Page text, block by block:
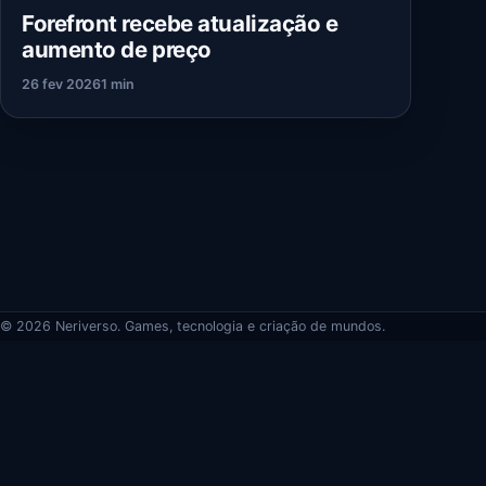
Forefront recebe atualização e
aumento de preço
26 fev 20261 min
© 2026 Neriverso. Games, tecnologia e criação de mundos.